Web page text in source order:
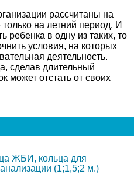
рассчитаны на
только на летний период. И
ребенка в одну из таких, то
условия, на которых
деятельность.
сделав длительный
может отстать от своих
ЖБИ, кольца для
(1;1,5;2 м.)